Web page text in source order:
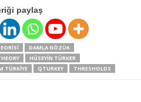
paylaş
DAMLA GÖZÜK
HÜSEYIN TÜRKER
TÜRKIYE QTURKEY THRESHOLDS